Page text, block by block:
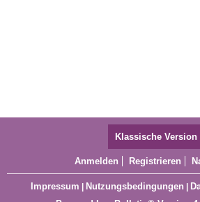
Klassische Version
Anmelden Registrieren
Impressum Nutzungsbedingungen